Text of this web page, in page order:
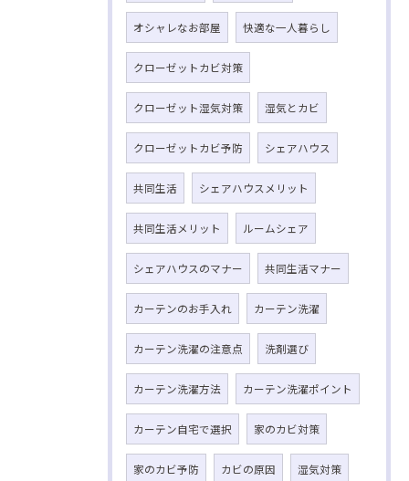
オシャレなお部屋 快適な一人暮らし
クローゼットカビ対策
クローゼット湿気対策 湿気とカビ
クローゼットカビ予防 シェアハウス
共同生活 シェアハウスメリット
共同生活メリット ルームシェア
シェアハウスのマナー 共同生活マナー
カーテンのお手入れ カーテン洗濯
カーテン洗濯の注意点 洗剤選び
カーテン洗濯方法 カーテン洗濯ポイント
カーテン自宅で選択 家のカビ対策
家のカビ予防 カビの原因 湿気対策